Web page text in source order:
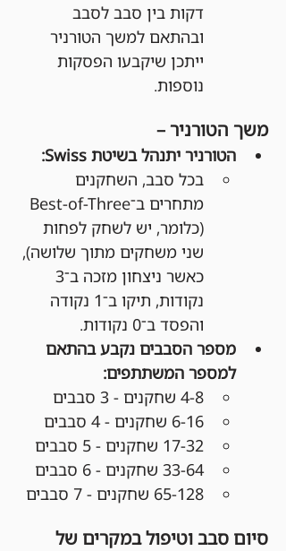
דקות בין סבב לסבב
ובהתאם למשך הטורניר
ייתכן שיקבעו הפסקות
נוספות.
משך הטורניר –
הטורניר יתנהל בשיטת Swiss:
בכל סבב, השחקנים
(כלומר, יש לשחק לפחות
שני משחקים מתוך שלושה),
נקודות, תיקו ב־1 נקודה
והפסד ב־0 נקודות.
מספר הסבבים נקבע בהתאם
למספר המשתתפים:
4-8 שחקנים - 3 סבבים
6-16 שחקנים - 4 סבבים
17-32 שחקנים - 5 סבבים
33-64 שחקנים - 6 סבבים
65-128 שחקנים - 7 סבבים
סיום סבב וטיפול במקרים של